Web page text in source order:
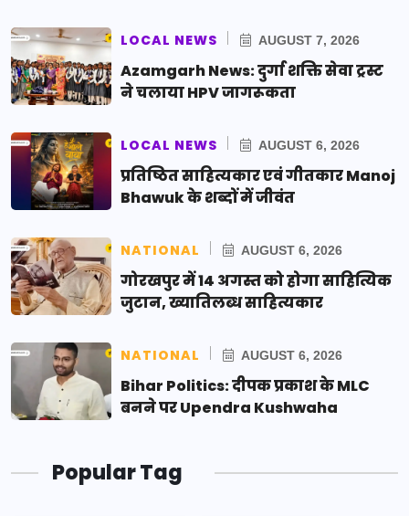
LOCAL NEWS AUGUST 7, 2026
Azamgarh News: दुर्गा शक्ति सेवा ट्रस्ट
ने चलाया HPV जागरूकता
LOCAL NEWS AUGUST 6, 2026
प्रतिष्ठित साहित्यकार एवं गीतकार Manoj
Bhawuk के शब्दों में जीवंत
NATIONAL AUGUST 6, 2026
गोरखपुर में 14 अगस्त को होगा साहित्यिक
जुटान, ख्यातिलब्ध साहित्यकार
NATIONAL AUGUST 6, 2026
Bihar Politics: दीपक प्रकाश के MLC
बनने पर Upendra Kushwaha
Popular Tag